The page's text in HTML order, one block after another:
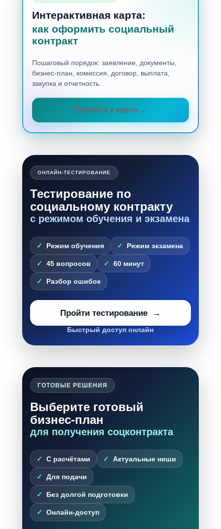
Интерактивная карта:
как оформить социальный
контракт
Пошаговый порядок: заявление, документы,
бизнес-план, комиссия, договор, выплата,
закупка и отчетность.
Перейти к карте
ОНЛАЙН-ТЕСТИРОВАНИЕ
Тестирование по
социальному контракту
с режимом обучения и экзамена
Режим обучения Режим экзамена
45 вопросов 60 минут
Разбор ошибок
Пройти тестирование
Быстрый доступ онлайн
ГОТОВЫЕ РЕШЕНИЯ
Выберите готовый
бизнес-план
для получения соцконтракта
С расчётами Актуальные ниши
Для подачи
Без долгой подготовки
Онлайн-доступ